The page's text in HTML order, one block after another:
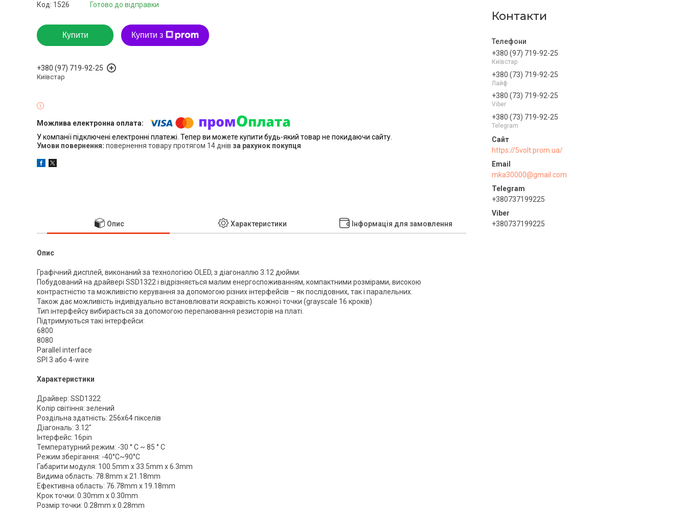
Контакти
+380 (97) 719-92-25
Київстар
+380 (73) 719-92-25
Лайф
+380 (73) 719-92-25
Viber
+380 (73) 719-92-25
Telegram
https://5volt.prom.ua/
mka30000@gmail.com
+380737199225
+380737199225
Готово до відправки
Код: 1526
Купити Купити з
+380 (97) 719-92-25
Київстар
У компанії підключені електронні платежі. Тепер ви можете купити будь-який товар не покидаючи сайту.
повернення товару протягом 14 днів за рахунок покупця
Опис Характеристики Інформація для замовлення
Опис
Графічний дисплей, виконаний за технологією OLED, з діагоналлю 3.12 дюйми.
Побудований на драйвері SSD1322 і відрізняється малим енергоспоживанням, компактними розмірами, високою
контрастністю та можливістю керування за допомогою різних інтерфейсів – як послідовних, так і паралельних.
Також дає можливість індивідуально встановлювати яскравість кожної точки (grayscale 16 кроків)
Тип інтерфейсу вибирається за допомогою перепаювання резисторів на платі.
Підтримуються такі інтерфейси:
6800
8080
Parallel interface
SPI 3 або 4-wire
Характеристики
Драйвер: SSD1322
Колір світіння: зелений
Роздільна здатність: 256х64 пікселів
Діагональ: 3.12"
Інтерфейс: 16pin
Температурний режим: -30 ° C ~ 85 ° C
Режим зберігання: -40°C~90°C
Габарити модуля: 100.5mm x 33.5mm x 6.3mm
Видима область: 78.8mm х 21.18mm
Ефективна область: 76.78mm x 19.18mm
Крок точки: 0.30mm x 0.30mm
Розмір точки: 0.28mm x 0.28mm